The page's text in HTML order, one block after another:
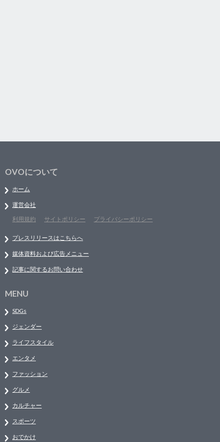
OVOについて
ホーム
運営会社
利用規約
サイトポリシー プライバシーポリシー
プレスリリースはこちらへ
媒体資料および広告メニュー
記事に関するお問い合わせ
MENU
SDGs
ジェンダー
ライフスタイル
エンタメ
ファッション
グルメ
カルチャー
スポーツ
おでかけ